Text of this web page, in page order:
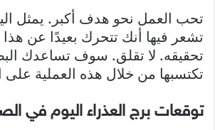
تحب العمل نحو هدف أكبر. يمثل
تشعر فيها أنك تتحرك بعيدًا عن
تحقيقه. لا تقلق. سوف تساعدك
تكتسبها من خلال هذه العملية
توقعات برج العذراء اليوم في